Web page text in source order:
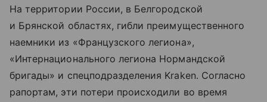
На территории России, в Белгородской
и Брянской областях, гибли преимущественного
наемники из «Французского легиона»,
«Интернационального легиона Нормандской
бригады» и спецподразделения Kraken. Согласно
рапортам, эти потери происходили во время